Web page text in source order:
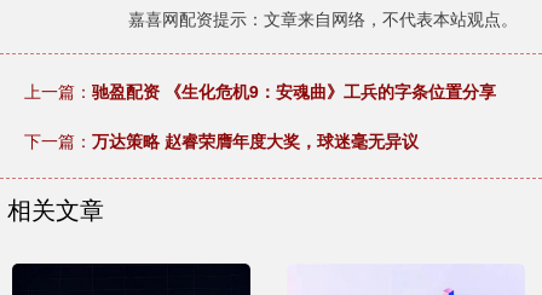
嘉喜网配资提示：文章来自网络，不代表本站观点。
上一篇： 驰盈配资 《生化危机9：安魂曲》工兵的字条位置分享
下一篇： 万达策略 赵睿荣膺年度大奖，球迷毫无异议
相关文章